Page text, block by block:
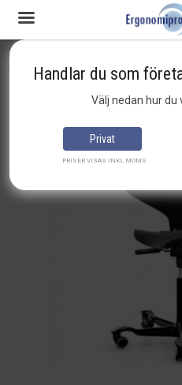
Produkten har blivit
Startsida
HÅG Capisco PULS / Ergonomisk
Handlar du som
Välj nedan hur du
Privat
PRISER VISAS INKL.MOMS